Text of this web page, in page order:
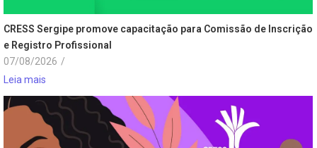
CRESS Sergipe promove capacitação para Comissão de Inscrição
e Registro Profissional
07/08/2026 /
Leia mais